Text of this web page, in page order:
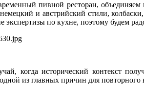
пивной ресторан,
и австрийский стили,
экспертизы по кухне, поэтому будем
когда исторический контекст
из главных причин для повторного